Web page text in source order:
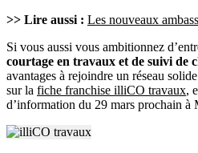
>> Lire aussi : Les nouveaux
Si vous aussi vous ambitionnez
courtage en travaux et de suivi de
avantages à rejoindre un réseau
sur la fiche franchise illiCO travaux,
d’information du 29 mars prochain à